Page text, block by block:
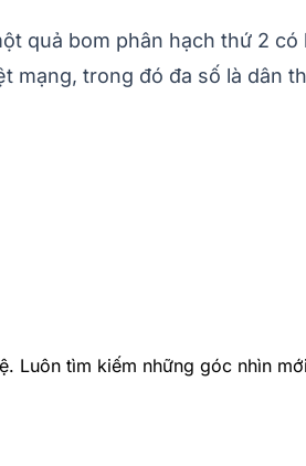
quả bom phân hạch thứ 2 có
mạng, trong đó đa số là dân
Luôn tìm kiếm những góc nhìn